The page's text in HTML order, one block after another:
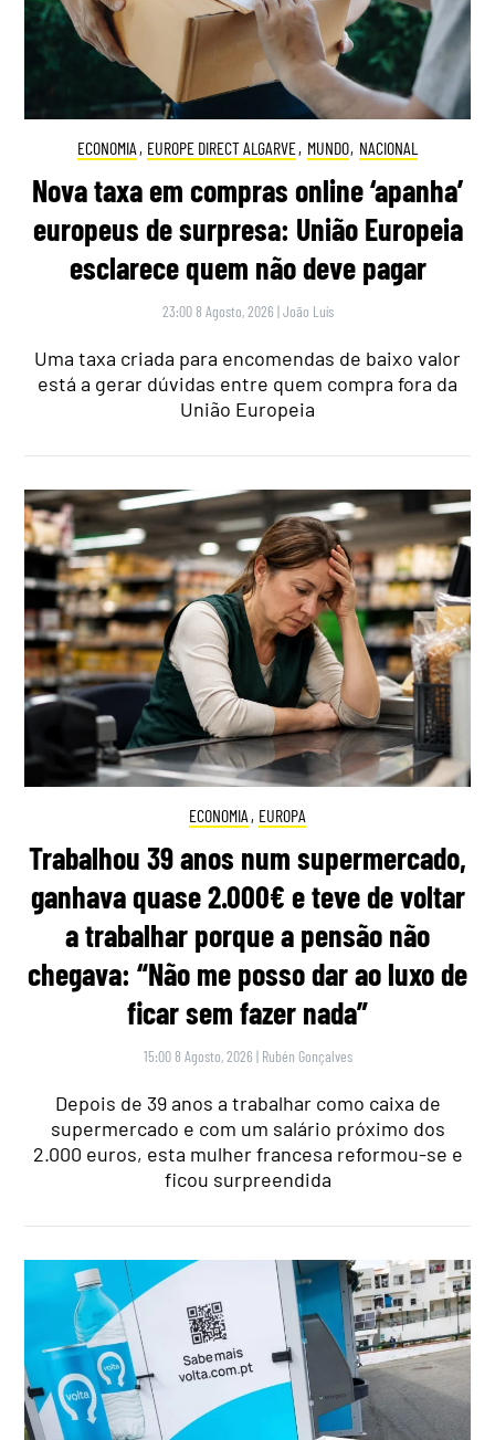
ECONOMIA , EUROPE DIRECT ALGARVE, MUNDO, NACIONAL
Nova taxa em compras online ‘apanha’
europeus de surpresa: União Europeia
esclarece quem não deve pagar
23:00 8 Agosto, 2026 |João Luís
Uma taxa criada para encomendas de baixo valor
está a gerar dúvidas entre quem compra fora da
União Europeia
ECONOMIA , EUROPA
Trabalhou 39 anos num supermercado,
ganhava quase 2.000€ e teve de voltar
a trabalhar porque a pensão não
chegava: “Não me posso dar ao luxo de
ficar sem fazer nada”
15:00 8 Agosto, 2026 | Rubén Gonçalves
Depois de 39 anos a trabalhar como caixa de
supermercado e com um salário próximo dos
2.000 euros, esta mulher francesa reformou-se e
ficou surpreendida